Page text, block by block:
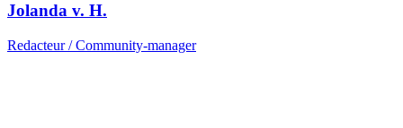
Jolanda v. H.
Redacteur / Community-manager